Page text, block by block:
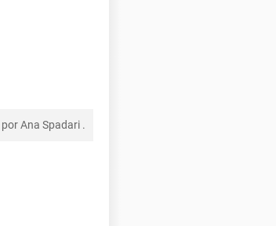
porAna Spadari .